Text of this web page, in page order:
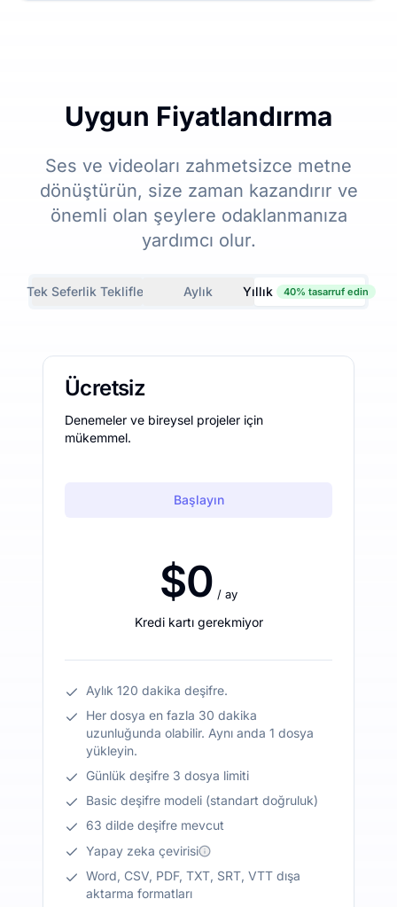
Uygun Fiyatlandırma
Ses ve videoları zahmetsizce metne
dönüştürün, size zaman kazandırır ve
önemli olan şeylere odaklanmanıza
yardımcı olur.
Tek Seferlik Teklifler Aylık Yıllık 40% tasarruf edin
Ücretsiz
Denemeler ve bireysel projeler için
mükemmel.
Başlayın
$0 / ay
Kredi kartı gerekmiyor
Aylık 120 dakika deşifre.
Her dosya en fazla 30 dakika
uzunluğunda olabilir. Aynı anda 1 dosya
yükleyin.
Günlük deşifre 3 dosya limiti
Basic deşifre modeli (standart doğruluk)
63 dilde deşifre mevcut
Yapay zeka çevirisi
Word, CSV, PDF, TXT, SRT, VTT dışa
aktarma formatları